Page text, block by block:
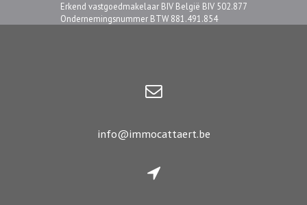
Erkend vastgoedmakelaar BIV België BIV 502.877
Ondernemingsnummer BTW 881.491.854
info@immocattaert.be